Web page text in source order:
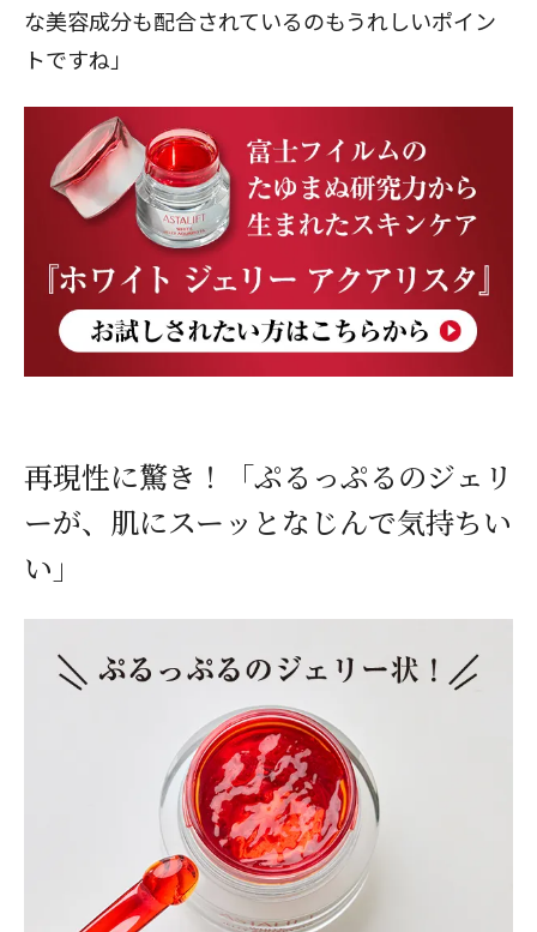
な美容成分も配合されているのもうれしいポイン
トですね」
再現性に驚き！「ぷるっぷるのジェリ
ーが、肌にスーッとなじんで気持ちい
い」